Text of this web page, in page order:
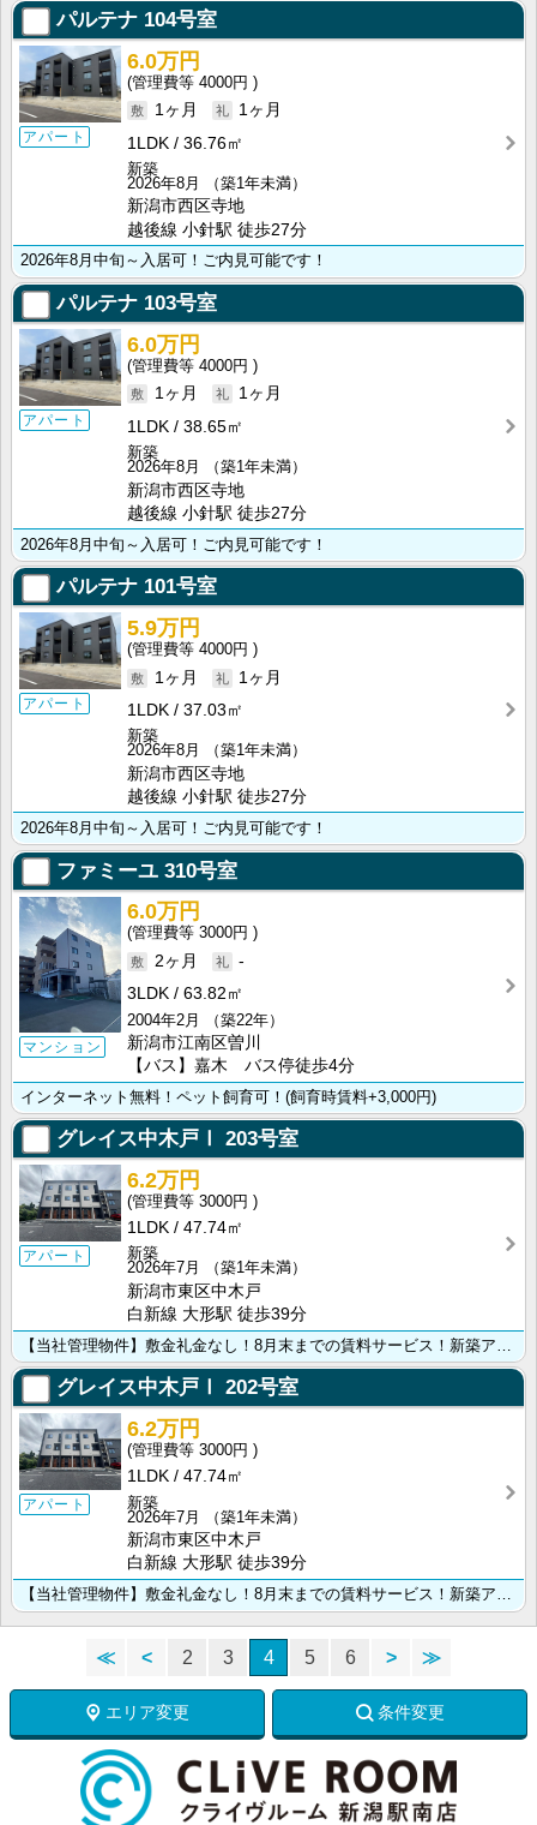
パルテナ 104号室
アパート
6.0万円
4000円
1ヶ月
1ヶ月
1LDK
36.76㎡
新築
2026年8月
（築1年未満）
新潟市西区寺地
越後線 小針駅 徒歩27分
2026年8月中旬～入居可！ご内見可能です！
パルテナ 103号室
アパート
6.0万円
4000円
1ヶ月
1ヶ月
1LDK
38.65㎡
新築
2026年8月
（築1年未満）
新潟市西区寺地
越後線 小針駅 徒歩27分
2026年8月中旬～入居可！ご内見可能です！
パルテナ 101号室
アパート
5.9万円
4000円
1ヶ月
1ヶ月
1LDK
37.03㎡
新築
2026年8月
（築1年未満）
新潟市西区寺地
越後線 小針駅 徒歩27分
2026年8月中旬～入居可！ご内見可能です！
ファミーユ 310号室
マンション
6.0万円
3000円
2ヶ月
-
3LDK
63.82㎡
2004年2月
（築22年）
新潟市江南区曽川
【バス】嘉木 バス停徒歩4分
インターネット無料！ペット飼育可！(飼育時賃料+3,000円)
グレイス中木戸Ⅰ 203号室
アパート
6.2万円
3000円
1LDK
47.74㎡
新築
2026年7月
（築1年未満）
新潟市東区中木戸
白新線 大形駅 徒歩39分
【当社管理物件】敷金礼金なし！8月末までの賃料サービス！新築アパート！
グレイス中木戸Ⅰ 202号室
アパート
6.2万円
3000円
1LDK
47.74㎡
新築
2026年7月
（築1年未満）
新潟市東区中木戸
白新線 大形駅 徒歩39分
【当社管理物件】敷金礼金なし！8月末までの賃料サービス！新築アパート！
≪ < 2 3 4 5 6 > ≫
エリア変更 条件変更